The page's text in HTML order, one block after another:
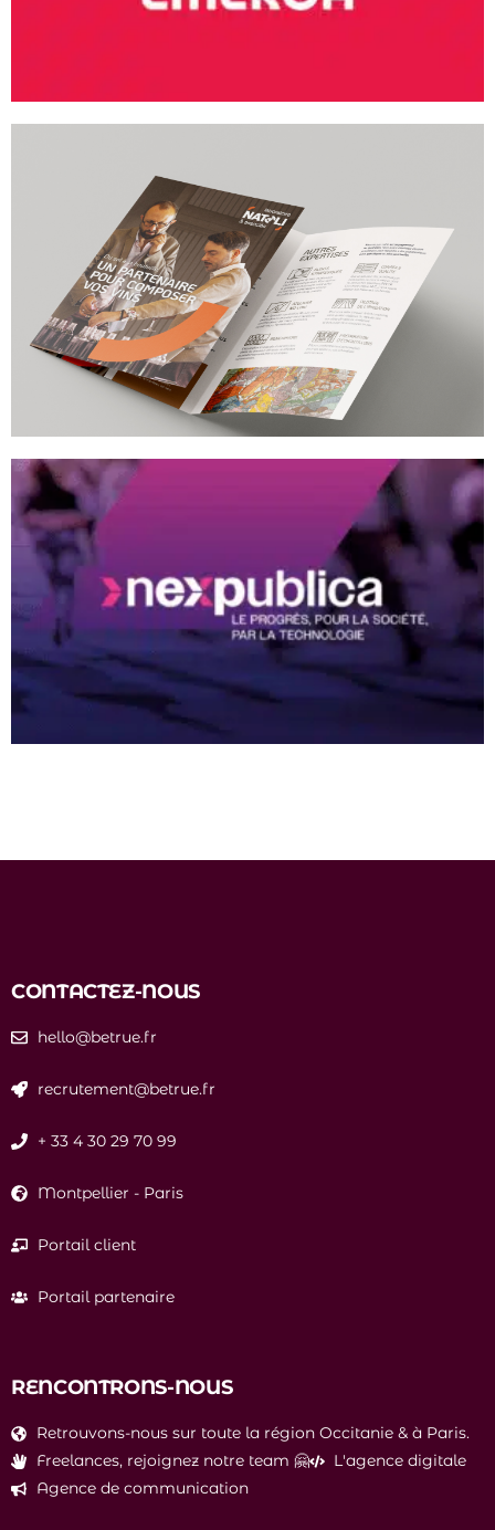
CONTACTEZ-NOUS
hello@betrue.fr
recrutement@betrue.fr
+ 33 4 30 29 70 99
Montpellier - Paris
Portail client
Portail partenaire
RENCONTRONS-NOUS
Retrouvons-nous sur toute la région Occitanie & à Paris.
Freelances, rejoignez notre team 🤗
L'agence digitale
Agence de communication